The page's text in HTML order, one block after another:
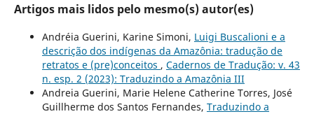
Artigos mais lidos pelo mesmo(s) autor(es)
Andréia Guerini, Karine Simoni, Luigi Buscalioni e a
descrição dos indígenas da Amazônia: tradução de
retratos e (pre)conceitos , Cadernos de Tradução: v. 43
n. esp. 2 (2023): Traduzindo a Amazônia III
Andreia Guerini, Marie Helene Catherine Torres, José
Guillherme dos Santos Fernandes, Traduzindo a